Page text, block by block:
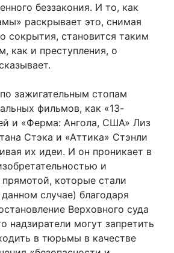
беззакония. И то, как
раскрывает это, снимая
сокрытия, становится таким
как и преступления, о
зажигательным стопам
фильмов, как «13-
и «Ферма: Ангола, США» Лиз
Стэка и «Аттика» Стэнли
их идеи. И он проникает в
и
которые стали
случае) благодаря
Верховного суда
надзиратели могут запретить
в тюрьмы в качестве